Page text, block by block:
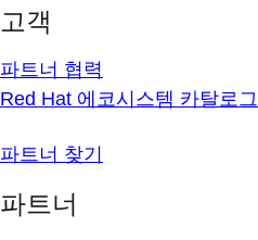
고객
파트너 협력
Red Hat 에코시스템 카탈로그
파트너 찾기
파트너